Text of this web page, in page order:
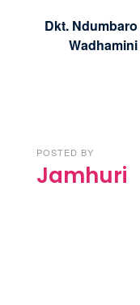
Dkt.
Wadhamini
POSTED BY
Jamhuri